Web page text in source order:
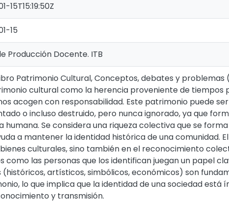
15T15:19:50Z
15
Producción Docente. ITB
Patrimonio Cultural, Conceptos, debates y problemas
cultural como la herencia proveniente de tiempos
acogen con responsabilidad. Este patrimonio puede
o incluso destruido, pero nunca ignorado, ya que
humana. Se considera una riqueza colectiva que se
a mantener la identidad histórica de una comunidad.
culturales, sino también en el reconocimiento
como las personas que los identifican juegan un papel
(históricos, artísticos, simbólicos, económicos) son
lo que implica que la identidad de una sociedad
y transmisión.